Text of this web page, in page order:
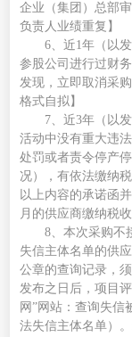
企业（集团）总部
负责人业绩重复 】
6、近1年 （以
参股公司进行过财
发现，立即取消采
格式自拟】
7、近3年（以
活动中没有重大违
处罚或者责令停产
况）
，有依法缴纳
以上内容的承诺函
月的供应商缴纳税
8、本次采购不
失信主体名单的供
公章的查询记录，
发布之日后，项目
网”网站：查询失信
法失信主体名单）